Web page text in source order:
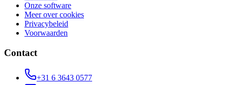
Onze software
Meer over cookies
Privacybeleid
Voorwaarden
Contact
+31 6 3643 0577